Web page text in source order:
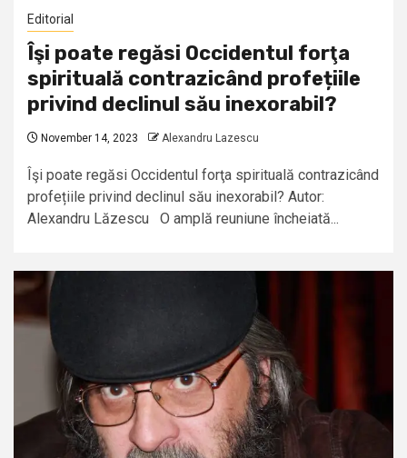
Editorial
Îşi poate regăsi Occidentul forţa
spirituală contrazicând profețiile
privind declinul său inexorabil?
November 14, 2023 Alexandru Lazescu
Îşi poate regăsi Occidentul forţa spirituală contrazicând
profețiile privind declinul său inexorabil? Autor:
Alexandru Lăzescu O amplă reuniune încheiată...